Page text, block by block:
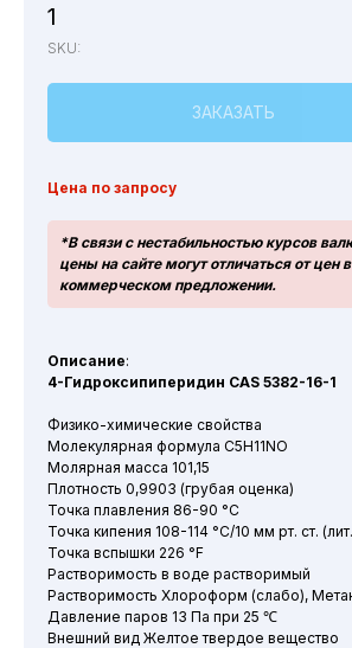
1
SKU:
ЗАКАЗАТЬ
Цена по запросу
*В связи с нестабильностью курсов
цены на сайте могут отличаться от цен в
коммерческом предложении.
Описание:
4-Гидроксипиперидин CAS 5382-16-1
Физико-химические свойства
Молекулярная формула C5H11NO
Молярная масса 101,15
Плотность 0,9903 (грубая оценка)
Точка плавления 86-90 °C
Точка кипения 108-114 °C/10 мм рт. ст.
Точка вспышки 226 °F
Растворимость в воде растворимый
Растворимость Хлороформ (слабо),
Давление паров 13 Па при 25 ℃
Внешний вид Желтое твердое вещество